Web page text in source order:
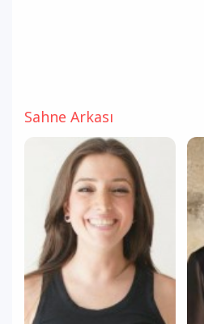
Sahne Arkası